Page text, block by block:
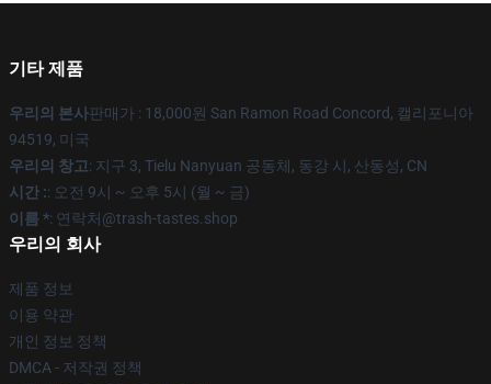
기타 제품
우리의 본사판매가 : 18,000원 San Ramon Road Concord, 캘리포니아
94519, 미국
우리의 창고: 지구 3, Tielu Nanyuan 공동체, 동강 시, 산동성, CN
시간 :: 오전 9시 ~ 오후 5시 (월 ~ 금)
이름 *: 연락처@trash-tastes.shop
우리의 회사
제품 정보
이용 약관
개인 정보 정책
DMCA - 저작권 정책